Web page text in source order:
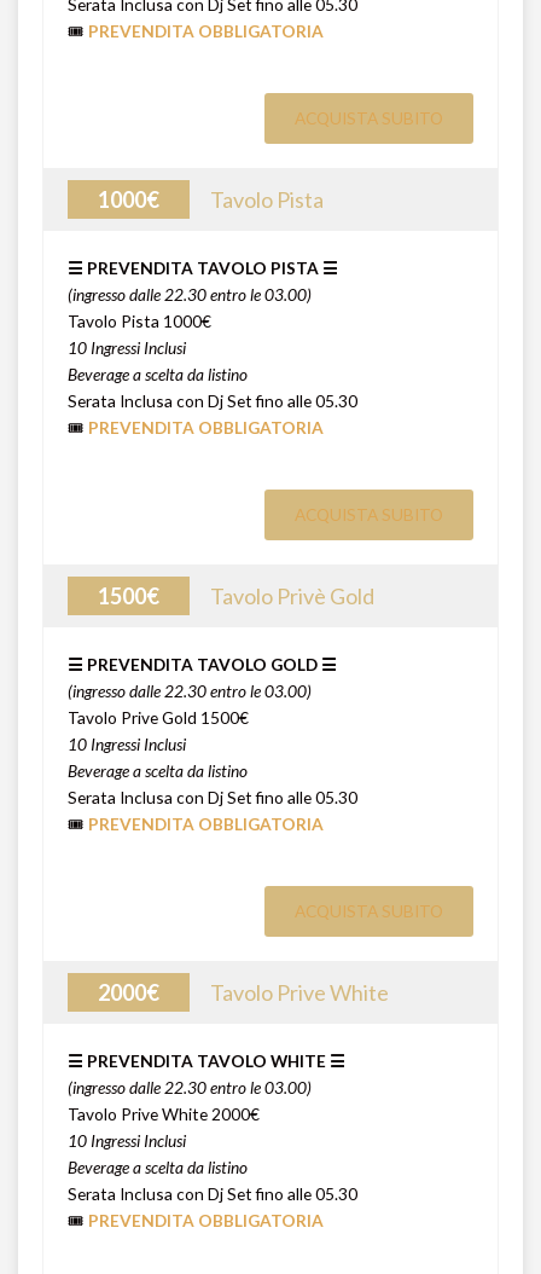
🎟️ PREVENDITA OBBLIGATORIA
ACQUISTA SUBITO
1000€ Tavolo Pista
☰ PREVENDITA TAVOLO PISTA ☰
(ingresso dalle 22.30 entro le 03.00)
Tavolo Pista 1000€
10 Ingressi Inclusi
Beverage a scelta da listino
Serata Inclusa con Dj Set fino alle 05.30
🎟️ PREVENDITA OBBLIGATORIA
ACQUISTA SUBITO
1500€ Tavolo Privè Gold
☰ PREVENDITA TAVOLO GOLD ☰
(ingresso dalle 22.30 entro le 03.00)
Tavolo Prive Gold 1500€
10 Ingressi Inclusi
Beverage a scelta da listino
Serata Inclusa con Dj Set fino alle 05.30
🎟️ PREVENDITA OBBLIGATORIA
ACQUISTA SUBITO
2000€ Tavolo Prive White
☰ PREVENDITA TAVOLO WHITE ☰
(ingresso dalle 22.30 entro le 03.00)
Tavolo Prive White 2000€
10 Ingressi Inclusi
Beverage a scelta da listino
Serata Inclusa con Dj Set fino alle 05.30
🎟️ PREVENDITA OBBLIGATORIA